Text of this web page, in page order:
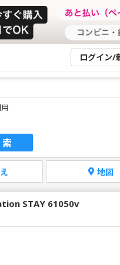
ログイン/
地図
STAY 61050v